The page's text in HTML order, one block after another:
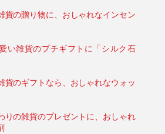
貨の贈り物に、おしゃれなインセン
い雑貨のプチギフトに「シルク石
貨のギフトなら、おしゃれなウォッ
りの雑貨のプレゼントに、おしゃれ